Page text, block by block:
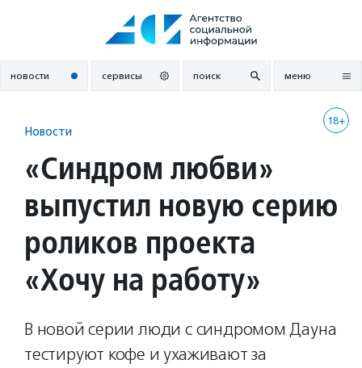
новости сервисы поиск меню
18+
Новости
«Синдром любви»
выпустил новую серию
роликов проекта
«Хочу на работу»
В новой серии люди с синдромом Дауна
тестируют кофе и ухаживают за